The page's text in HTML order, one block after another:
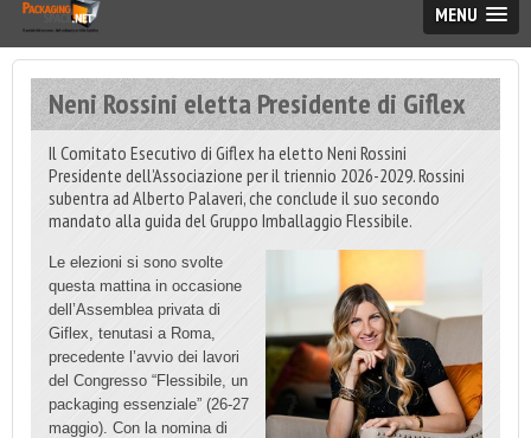
MENU
Neni Rossini eletta Presidente di Giflex
Il Comitato Esecutivo di Giflex ha eletto Neni Rossini
Presidente dell’Associazione per il triennio 2026-2029. Rossini
subentra ad Alberto Palaveri, che conclude il suo secondo
mandato alla guida del Gruppo Imballaggio Flessibile.
Le elezioni si sono svolte
questa mattina in occasione
dell’Assemblea privata di
Giflex, tenutasi a Roma,
precedente l’avvio dei lavori
del Congresso “Flessibile, un
packaging essenziale” (26-27
maggio). Con la nomina di